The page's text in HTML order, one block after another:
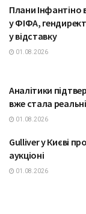
Плани Інфантіно
у ФІФА,
у відставку
01.08.2026
Аналітики
вже стала
01.08.2026
Gulliver у Києві
аукціоні
01.08.2026